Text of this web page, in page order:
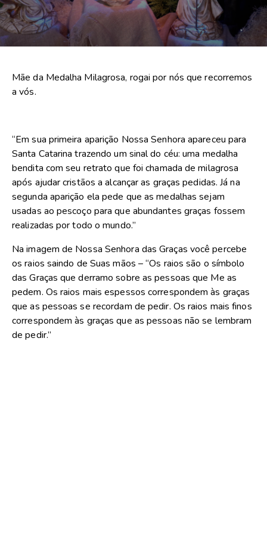
Mãe da Medalha Milagrosa, rogai por nós que recorremos
a vós.
“Em sua primeira aparição Nossa Senhora apareceu para
Santa Catarina trazendo um sinal do céu: uma medalha
bendita com seu retrato que foi chamada de milagrosa
após ajudar cristãos a alcançar as graças pedidas. Já na
segunda aparição ela pede que as medalhas sejam
usadas ao pescoço para que abundantes graças fossem
realizadas por todo o mundo.”
Na imagem de Nossa Senhora das Graças você percebe
os raios saindo de Suas mãos – “Os raios são o símbolo
das Graças que derramo sobre as pessoas que Me as
pedem. Os raios mais espessos correspondem às graças
que as pessoas se recordam de pedir. Os raios mais finos
correspondem às graças que as pessoas não se lembram
de pedir.”